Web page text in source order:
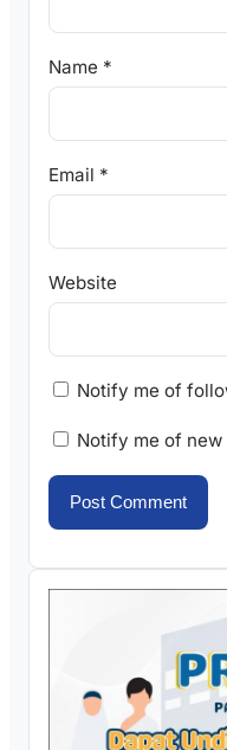
Name *
Email *
Website
Notify me of
Notify me of